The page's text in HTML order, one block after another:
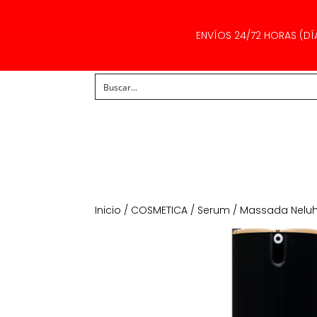
ENVÍOS 24/72 HORAS
Inicio / COSMETICA / Serum / Massada